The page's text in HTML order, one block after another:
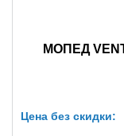
МОПЕД
Цена без скидки: